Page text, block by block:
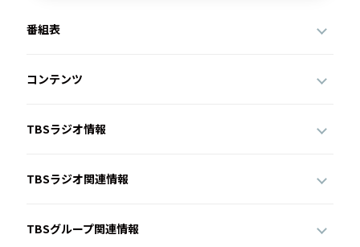
番組表
コンテンツ
TBSラジオ情報
TBSラジオ関連情報
TBSグループ関連情報